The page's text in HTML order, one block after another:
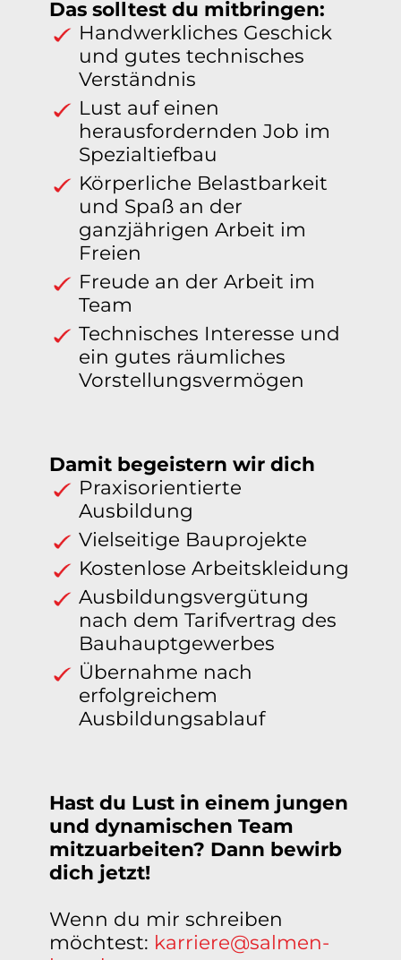
Das solltest du mitbringen:
Handwerkliches Geschick
und gutes technisches
Verständnis
Lust auf einen
herausfordernden Job im
Spezialtiefbau
Körperliche Belastbarkeit
und Spaß an der
ganzjährigen Arbeit im
Freien
Freude an der Arbeit im
Team
Technisches Interesse und
ein gutes räumliches
Vorstellungsvermögen
Damit begeistern wir dich
Praxisorientierte
Ausbildung
Vielseitige Bauprojekte
Kostenlose Arbeitskleidung
Ausbildungsvergütung
nach dem Tarifvertrag des
Bauhauptgewerbes
Übernahme nach
erfolgreichem
Ausbildungsablauf
Hast du Lust in einem jungen
und dynamischen Team
mitzuarbeiten? Dann bewirb
dich jetzt!
Wenn du mir schreiben
möchtest: karriere@salmen-